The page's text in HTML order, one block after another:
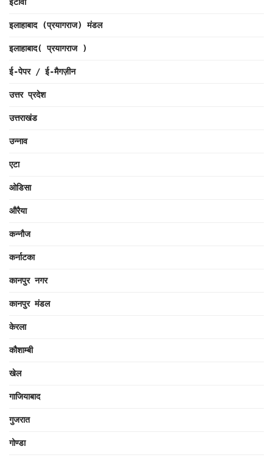
इलाहाबाद (प्रयागराज) मंडल
इलाहाबाद( प्रयागराज )
ई-पेपर / ई-मैगज़ीन
उत्तर प्रदेश
उत्तराखंड
उन्नाव
एटा
ओडिसा
औरैया
कन्नौज
कर्नाटका
कानपुर नगर
कानपुर मंडल
केरला
कौशाम्बी
खेल
गाजियाबाद
गुजरात
गोण्डा